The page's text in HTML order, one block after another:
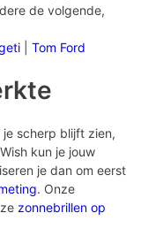
de volgende,
Tom Ford
scherp blijft zien,
kun je jouw
je dan om eerst
. Onze
zonnebrillen op